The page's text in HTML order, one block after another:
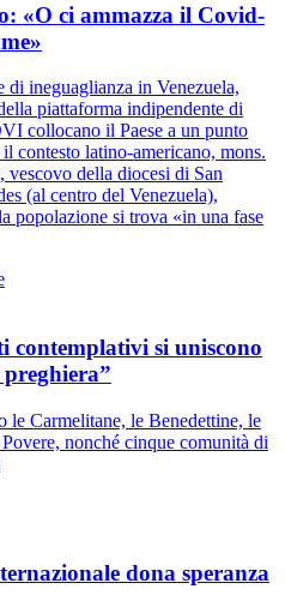
«O ci ammazza il Covid-
ineguaglianza in Venezuela,
piattaforma indipendente di
collocano il Paese a un punto
contesto latino-americano, mons.
della diocesi di San
(al centro del Venezuela),
popolazione si trova «in una fase
contemplativi si uniscono
le Carmelitane, le Benedettine, le
nonché cinque comunità di
dona speranza